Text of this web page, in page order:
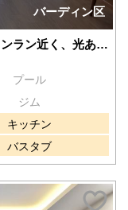
バーディン区
れる静かなスタジオタイプ
プール
ジム
キッチン
バスタブ